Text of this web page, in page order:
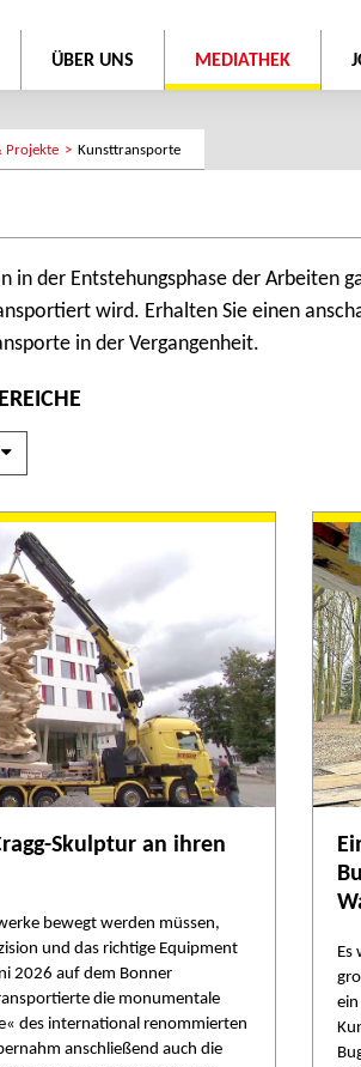
ÜBER UNS MEDIATHEK
Projekte Kunsttransporte
in der Entstehungsphase der Arbeiten
wird. Erhalten Sie einen
in der Vergangenheit.
Skulptur an ihren
bewegt werden müssen,
und das richtige Equipment
2026 auf dem Bonner
die monumentale
des international renommierten
anschließend auch die
Es